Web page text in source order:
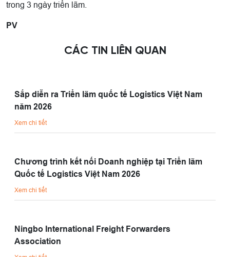
trong 3 ngày triển lãm.
PV
CÁC TIN LIÊN QUAN
Sắp diễn ra Triển lãm quốc tế Logistics Việt Nam
năm 2026
Xem chi tiết
Chương trình kết nối Doanh nghiệp tại Triển lãm
Quốc tế Logistics Việt Nam 2026
Xem chi tiết
Ningbo International Freight Forwarders
Association